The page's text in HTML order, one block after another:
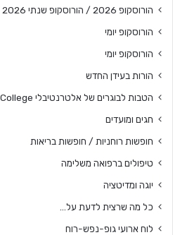
הורוסקופ 2026 / הורוסקופ שנתי 2026
הורוסקופ יומי
הורוסקופ יומי
הורות בעידן החדש
הטבות לבוגרים של אלטרנטיבלי College
חגים ומועדים
חופשות רוחניות / חופשות בריאות
טיפולים ברפואה משלימה
יוגה ומדיטציה
כל מה שרצית לדעת על…
לוח ארועי גופ-נפש-רוח